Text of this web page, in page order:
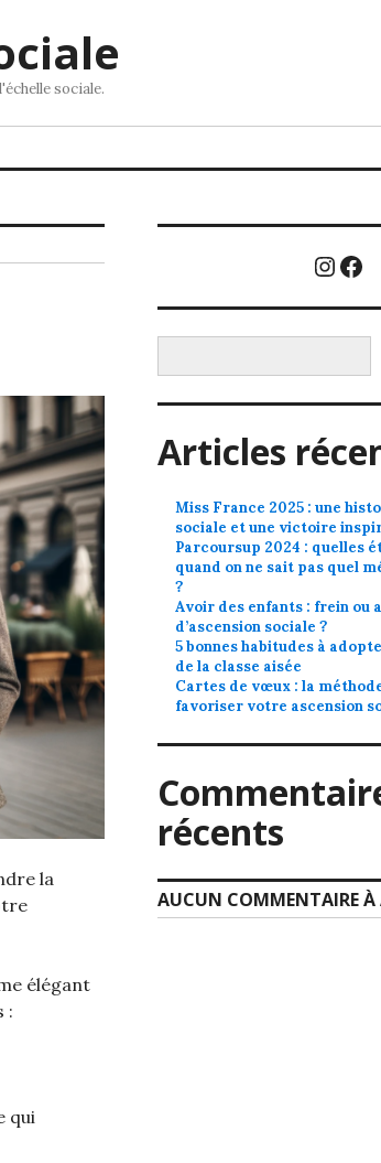
sociale.
la
élégant
:
qui
Articles
Miss France 2025 : une
sociale et une victoire
Parcoursup 2024 : quelles
quand on ne sait pas quel
?
Avoir des enfants : frein ou
d’ascension sociale ?
5 bonnes habitudes à
de la classe aisée
Cartes de vœux : la
favoriser votre ascension
récents
AUCUN COMMENTAIRE À